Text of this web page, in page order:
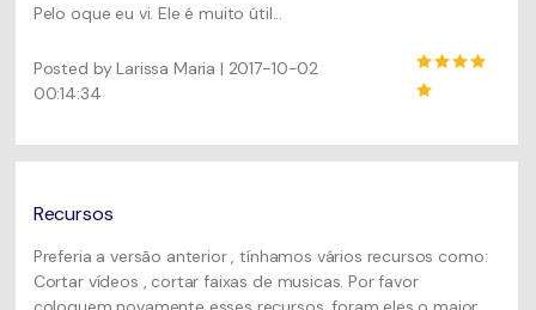
Pelo oque eu vi. Ele é muito útil...
Posted by Larissa Maria | 2017-10-02
00:14:34
Recursos
Preferia a versão anterior , tínhamos vários recursos como:
Cortar vídeos , cortar faixas de musicas. Por favor